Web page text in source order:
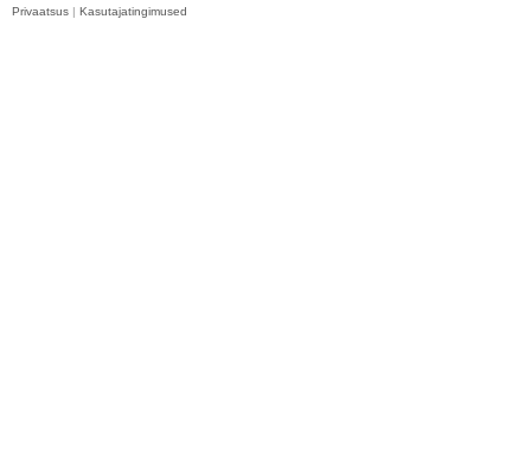
Privaatsus | Kasutajatingimused